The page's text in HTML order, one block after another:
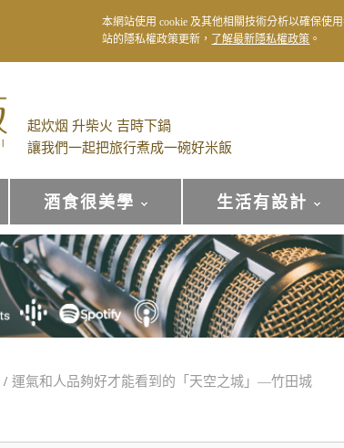
起炊烟 升柴火 吉時下鍋
讓我們一起把旅行煮成一碗好米飯
酒食很美學 生活有設計
/ 運氣和人品夠好才能看到的「天空之城」—竹田城
本網站使用 cookie 及其他相關技術分析以確保使
站的隱私權政策更新，
了解最新隱私權政策 。